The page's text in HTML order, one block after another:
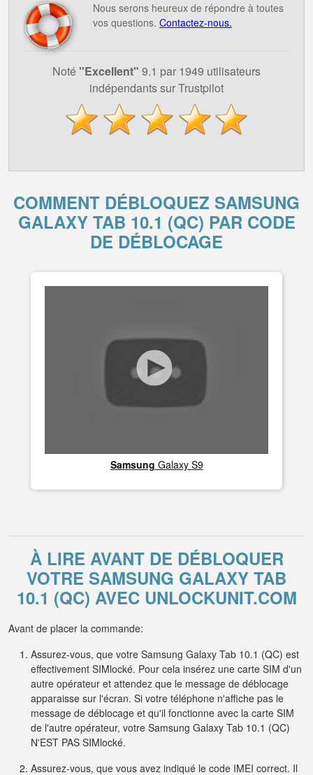
Nous serons heureux de répondre à toutes
vos questions. Contactez-nous.
Noté ''Excellent" 9.1 par 1949 utilisateurs
indépendants sur Trustpilot
COMMENT DÉBLOQUEZ SAMSUNG
GALAXY TAB 10.1 (QC) PAR CODE
DE DÉBLOCAGE
Samsung Galaxy S9
À LIRE AVANT DE DÉBLOQUER
VOTRE SAMSUNG GALAXY TAB
10.1 (QC) AVEC UNLOCKUNIT.COM
Avant de placer la commande:
Assurez-vous, que votre Samsung Galaxy Tab 10.1 (QC) est
effectivement SIMlocké. Pour cela insérez une carte SIM d'un
autre opérateur et attendez que le message de déblocage
apparaisse sur l'écran. Si votre téléphone n'affiche pas le
message de déblocage et qu'il fonctionne avec la carte SIM
de l'autre opérateur, votre Samsung Galaxy Tab 10.1 (QC)
N'EST PAS SIMlocké.
Assurez-vous, que vous avez indiqué le code IMEI correct. Il